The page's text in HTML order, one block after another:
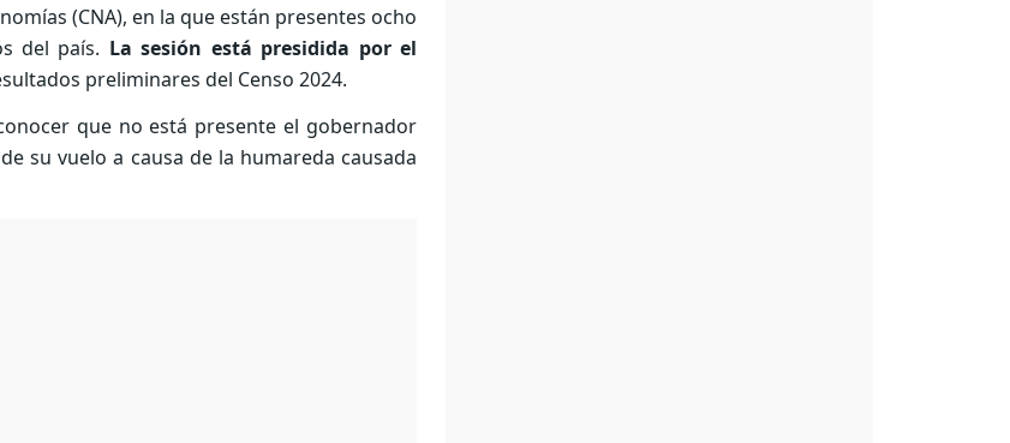
(CNA), en la que están presentes ocho
del país. La sesión está presidida por el
preliminares del Censo 2024.
que no está presente el gobernador
su vuelo a causa de la humareda causada